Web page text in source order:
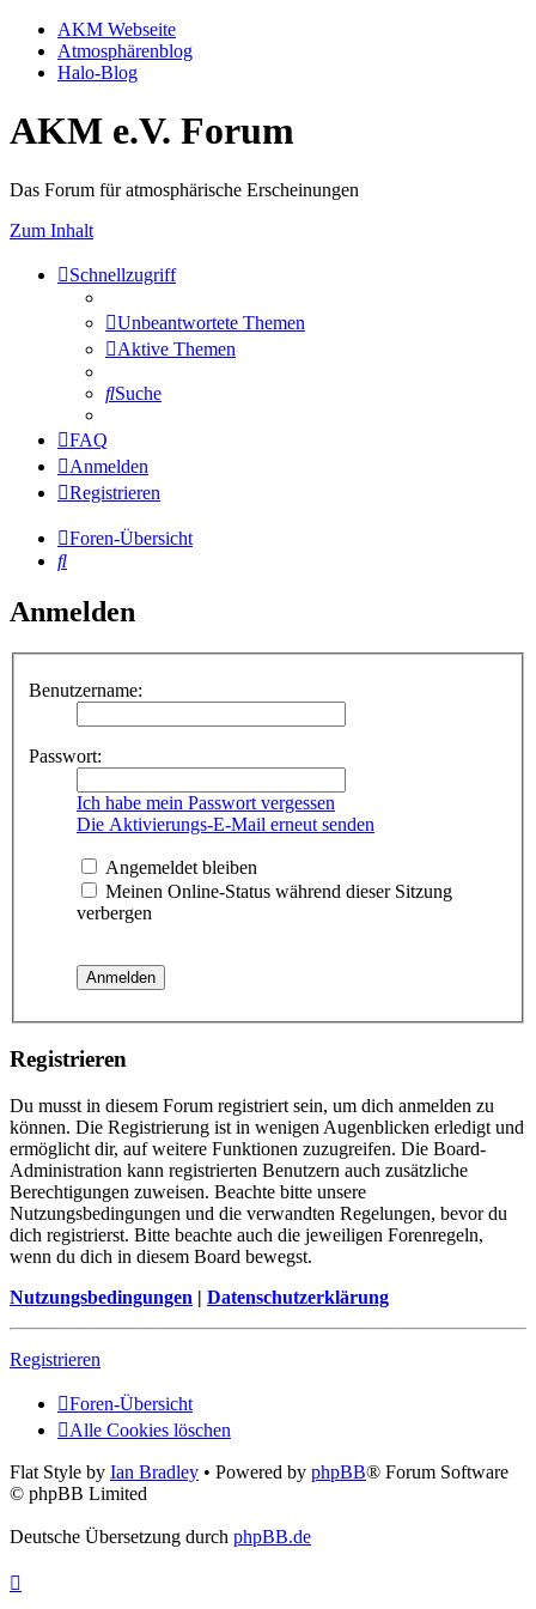
AKM Webseite
Atmosphärenblog
Halo-Blog
AKM e.V. Forum
Das Forum für atmosphärische Erscheinungen
Zum Inhalt
Schnellzugriff
Unbeantwortete Themen
Aktive Themen
Suche
FAQ
Anmelden
Registrieren
Foren-Übersicht
Suche
Anmelden
Benutzername:
Passwort:
Ich habe mein Passwort vergessen
Die Aktivierungs-E-Mail erneut senden
Angemeldet bleiben
Meinen Online-Status während dieser Sitzung
verbergen
Registrieren
Du musst in diesem Forum registriert sein, um dich anmelden zu
können. Die Registrierung ist in wenigen Augenblicken erledigt und
ermöglicht dir, auf weitere Funktionen zuzugreifen. Die Board-
Administration kann registrierten Benutzern auch zusätzliche
Berechtigungen zuweisen. Beachte bitte unsere
Nutzungsbedingungen und die verwandten Regelungen, bevor du
dich registrierst. Bitte beachte auch die jeweiligen Forenregeln,
wenn du dich in diesem Board bewegst.
Nutzungsbedingungen | Datenschutzerklärung
Registrieren
Foren-Übersicht
Alle Cookies löschen
Flat Style by Ian Bradley • Powered by phpBB® Forum Software
© phpBB Limited
Deutsche Übersetzung durch phpBB.de